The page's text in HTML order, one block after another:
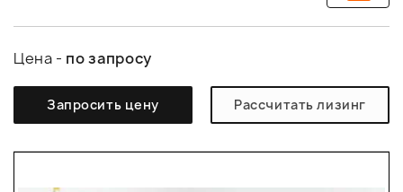
Цена - по запросу
Запросить цену Рассчитать лизинг